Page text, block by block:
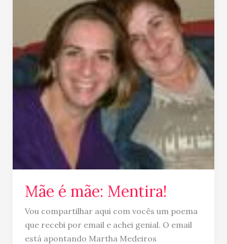
Mãe é mãe: Mentira!
Vou compartilhar aqui com vocês um poema
que recebi por email e achei genial. O email
está apontando Martha Medeiros
Mentira!